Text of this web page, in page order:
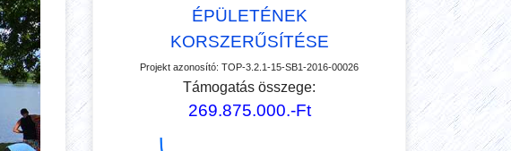
ÉPÜLETÉNEK
KORSZERŰSÍTÉSE
Projekt azonosító: TOP-3.2.1-15-SB1-2016-00026
Támogatás összege:
269.875.000.-Ft